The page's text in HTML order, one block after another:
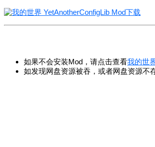
如果不会安装Mod，请点击查看我的世
如发现网盘资源被吞，或者网盘资源不